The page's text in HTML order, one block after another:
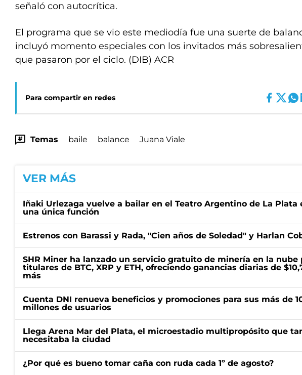
señaló con autocrítica.
El programa que se vio este mediodía fue una suerte de
incluyó momento especiales con los invitados más
que pasaron por el ciclo. (DIB) ACR
Para compartir en redes
Temas baile balance Juana Viale
VER MÁS
Iñaki Urlezaga vuelve a bailar en el Teatro Argentino de La Plata
una única función
Estrenos con Barassi y Rada, "Cien años de Soledad" y Harlan
SHR Miner ha lanzado un servicio gratuito de minería en la nube
titulares de BTC, XRP y ETH, ofreciendo ganancias diarias de
más
Cuenta DNI renueva beneficios y promociones para sus más de
millones de usuarios
Llega Arena Mar del Plata, el microestadio multipropósito que
necesitaba la ciudad
¿Por qué es bueno tomar caña con ruda cada 1º de agosto?